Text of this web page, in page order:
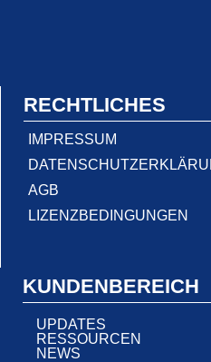
RECHTLICHES
IMPRESSUM
AGB
LIZENZBEDINGUNGEN
KUNDENBEREICH
UPDATES
RESSOURCEN
NEWS